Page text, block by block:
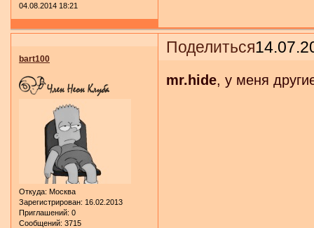
04.08.2014 18:21
Поделиться
bart100
Откуда: Москва
Зарегистрирован: 16.02.2013
Приглашений: 0
Сообщений: 3715
mr.hide, у меня